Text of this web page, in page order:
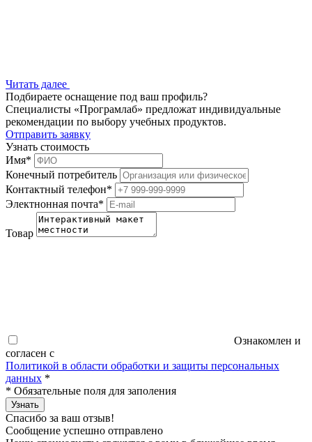
Читать далее
Подбираете оснащение под ваш профиль?
Специалисты «Програмлаб» предложат индивидуальные
рекомендации по выбору учебных продуктов.
Отправить заявку
Узнать стоимость
Имя*
Конечный потребитель
Контактный телефон*
Электнонная почта*
Товар
Ознакомлен и
согласен с
Политикой в области обработки и защиты персональных
данных *
* Обязательные поля для заполения
Узнать
Спасибо за ваш отзыв!
Сообщение успешно отправлено